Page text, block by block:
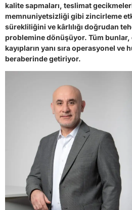
kalite sapmaları, teslimat
memnuniyetsizliği gibi zincirleme
sürekliliğini ve kârlılığı doğrudan
problemine dönüşüyor. Tüm
kayıpların yanı sıra operasyonel ve
beraberinde getiriyor.